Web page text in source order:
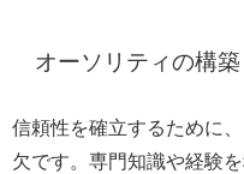
オーソリティの構築
信頼性を確立するために
欠です。専門知識や経験